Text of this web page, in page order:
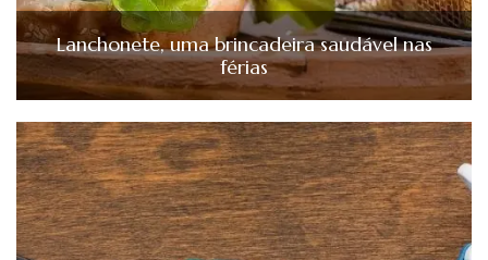
Lanchonete, uma brincadeira saudável nas
férias